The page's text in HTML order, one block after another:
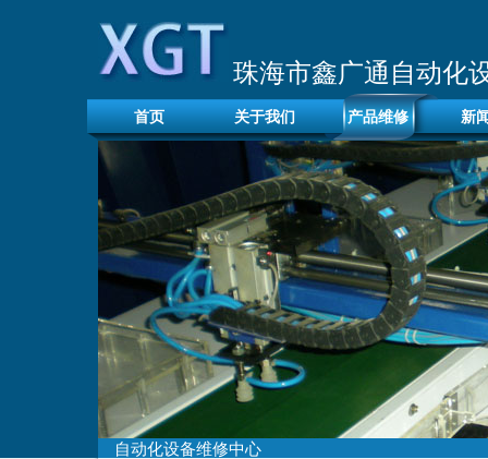
珠海市鑫广通自动化
首页 关于我们 产品维修 新
自动化设备维修中心